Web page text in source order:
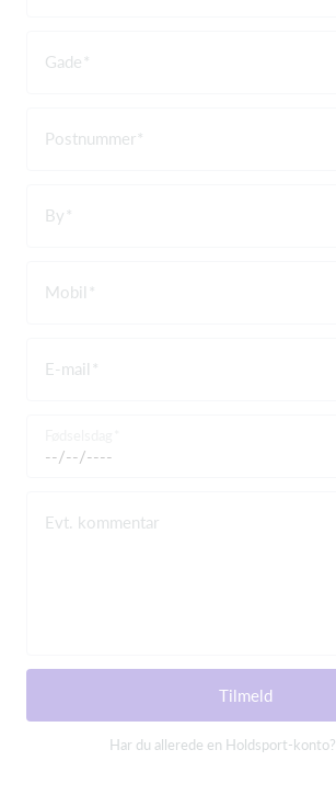
Gade
Postnummer
By
Mobil
E-mail
Evt. kommentar
Tilmeld
Har du allerede en Holdsport-konto?